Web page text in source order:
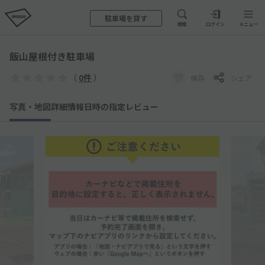
駐車場を貸す
検索 ログイン メニュー
飯山屋根付き駐車場
（ 0件 ） 保存 シェア
写真・地図詳細情報日時の指定 レビュー